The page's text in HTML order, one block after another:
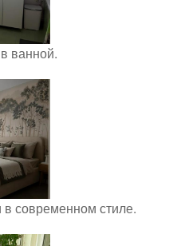
ванной.
современном стиле.